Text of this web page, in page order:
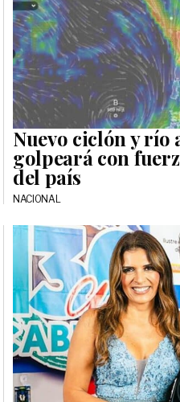
Nuevo ciclón y río
golpeará con
del país
NACIONAL